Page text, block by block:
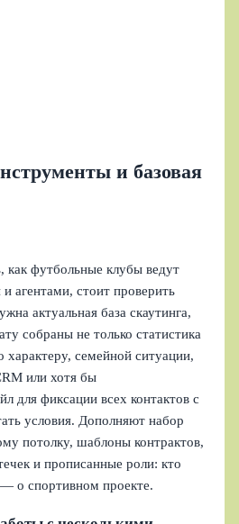
и базовая
футбольные клубы ведут
агентами, стоит проверить
актуальная база скаутинга,
собраны не только статистика
семейной ситуации,
или хотя бы
для фиксации всех контактов с
условия. Дополняют набор
потолку, шаблоны контрактов,
и прописанные роли: кто
— о спортивном проекте.